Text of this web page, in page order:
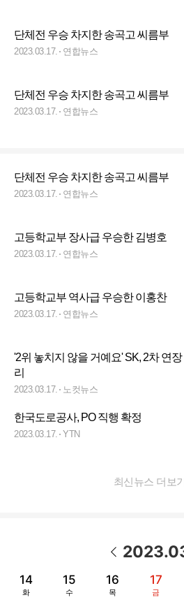
단체전 우승 차지한 송곡고 씨름부
2023.03.17. 연합뉴스
단체전 우승 차지한 송곡고 씨름부
2023.03.17. 연합뉴스
단체전 우승 차지한 송곡고 씨름부
2023.03.17. 연합뉴스
고등학교부 장사급 우승한 김병호
2023.03.17. 연합뉴스
고등학교부 역사급 우승한 이홍찬
2023.03.17. 연합뉴스
'2위 놓치지 않을 거예요' SK, 2차 연장
리
2023.03.17. 노컷뉴스
한국도로공사, PO 직행 확정
2023.03.17. YTN
최신뉴스 더보
2023.
14
화
15
수
16
목
17
금